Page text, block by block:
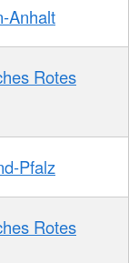
Anhalt
Rotes
Pfalz
Rotes